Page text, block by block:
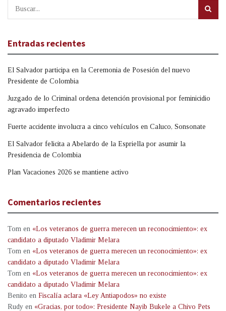
Entradas recientes
El Salvador participa en la Ceremonia de Posesión del nuevo
Presidente de Colombia
Juzgado de lo Criminal ordena detención provisional por feminicidio
agravado imperfecto
Fuerte accidente involucra a cinco vehículos en Caluco, Sonsonate
El Salvador felicita a Abelardo de la Espriella por asumir la
Presidencia de Colombia
Plan Vacaciones 2026 se mantiene activo
Comentarios recientes
Tom en «Los veteranos de guerra merecen un reconocimiento»: ex
candidato a diputado Vladimir Melara
Tom en «Los veteranos de guerra merecen un reconocimiento»: ex
candidato a diputado Vladimir Melara
Tom en «Los veteranos de guerra merecen un reconocimiento»: ex
candidato a diputado Vladimir Melara
Benito en Fiscalía aclara «Ley Antiapodos» no existe
Rudy en «Gracias, por todo»: Presidente Nayib Bukele a Chivo Pets